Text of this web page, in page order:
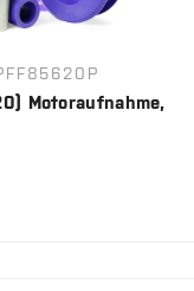
Motoraufnahme,